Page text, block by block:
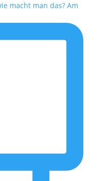
macht man das? Am